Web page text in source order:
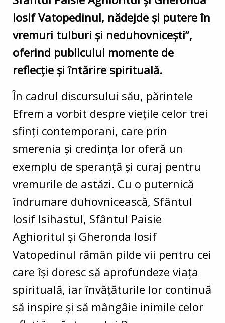
Iosif Vatopedinul, nădejde și putere în
vremuri tulburi și neduhovnicești”,
oferind publicului momente de
reflecție și întărire spirituală.
În cadrul discursului său, părintele
Efrem a vorbit despre viețile celor trei
sfinți contemporani, care prin
smerenia și credința lor oferă un
exemplu de speranță și curaj pentru
vremurile de astăzi. Cu o puternică
îndrumare duhovnicească, Sfântul
Iosif Isihastul, Sfântul Paisie
Aghioritul și Gheronda Iosif
Vatopedinul rămân pilde vii pentru cei
care își doresc să aprofundeze viața
spirituală, iar învățăturile lor continuă
să inspire și să mângâie inimile celor